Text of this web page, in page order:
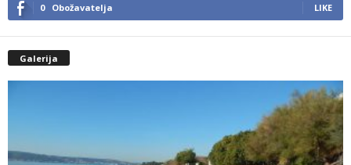
0 Obožavatelja LIKE
Galerija